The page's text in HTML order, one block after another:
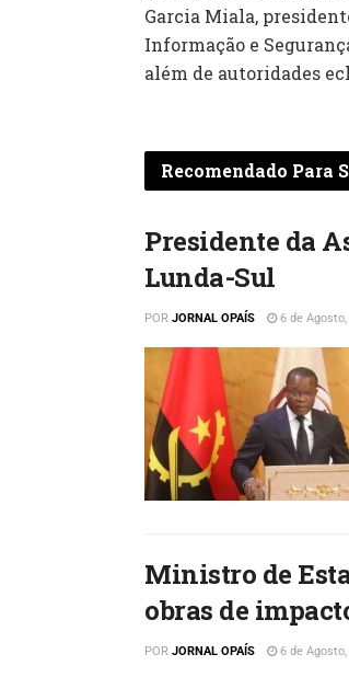
Garcia Miala,
Informação e
além de autoridades
Recomendado Para
Presidente da
Lunda-Sul
POR JORNAL OPAÍS 6 de Agosto,
Ministro de
obras de
POR JORNAL OPAÍS 6 de Agosto,